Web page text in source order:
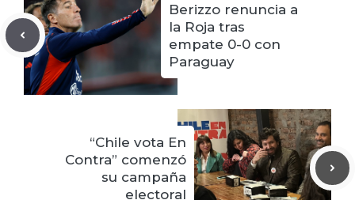
Berizzo renuncia a
la Roja tras
empate 0-0 con
Paraguay
“Chile vota En
Contra” comenzó
su campaña
electoral